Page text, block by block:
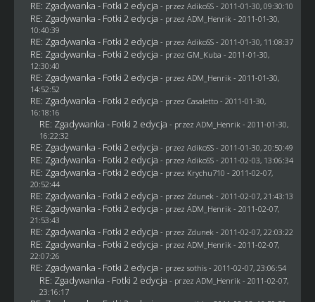
RE: Zgadywanka - Fotki 2 edycja - przez AdikoSS - 2011-01-30, 09:30:10
RE: Zgadywanka - Fotki 2 edycja - przez ADM_Henrik - 2011-01-30,
10:40:39
RE: Zgadywanka - Fotki 2 edycja - przez AdikoSS - 2011-01-30, 11:08:37
RE: Zgadywanka - Fotki 2 edycja - przez GM_Kuba - 2011-01-30,
12:30:40
RE: Zgadywanka - Fotki 2 edycja - przez ADM_Henrik - 2011-01-30,
14:52:52
RE: Zgadywanka - Fotki 2 edycja - przez Casaletto- 2011-01-30,
16:18:16
RE: Zgadywanka - Fotki 2 edycja - przez ADM_Henrik - 2011-01-30,
16:22:32
RE: Zgadywanka - Fotki 2 edycja - przez AdikoSS - 2011-01-30, 20:50:49
RE: Zgadywanka - Fotki 2 edycja - przez AdikoSS - 2011-02-03, 13:06:34
RE: Zgadywanka - Fotki 2 edycja - przez Krychu710 - 2011-02-07,
20:52:44
RE: Zgadywanka - Fotki 2 edycja - przez Zdunek - 2011-02-07, 21:43:13
RE: Zgadywanka - Fotki 2 edycja - przez ADM_Henrik - 2011-02-07,
21:53:43
RE: Zgadywanka - Fotki 2 edycja - przez Zdunek - 2011-02-07, 22:03:22
RE: Zgadywanka - Fotki 2 edycja - przez ADM_Henrik - 2011-02-07,
22:07:26
RE: Zgadywanka - Fotki 2 edycja - przez sothis- 2011-02-07, 23:06:54
RE: Zgadywanka - Fotki 2 edycja - przez ADM_Henrik - 2011-02-07,
23:16:17